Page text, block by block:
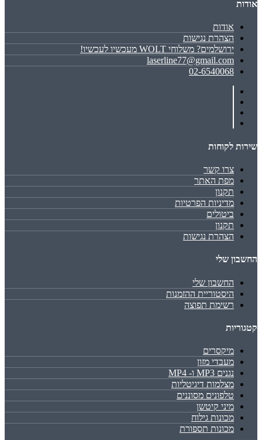
אודות
אודות
הצהרת נגישות
ירושלמים? משלוחי WOLT מעכשיו לעכשיו!
laserline77@gmail.com
02-6540068
שירות לקוחות
צרו קשר
מפת האתר
תקנון
מדיניות הפרטיות
ביטולים
תקנון
הצהרת נגישות
החשבון שלי
החשבון שלי
היסטוריית ההזמנות
רשימת תפוצה
קטגוריות
מיקסרים
מעבדי מזון
נגנים MP3 ו- MP4
מצלמות דיגיטליות
טלפונים מסוננים
מיני קיטשן
מכונות גילוח
מכונות תספורת